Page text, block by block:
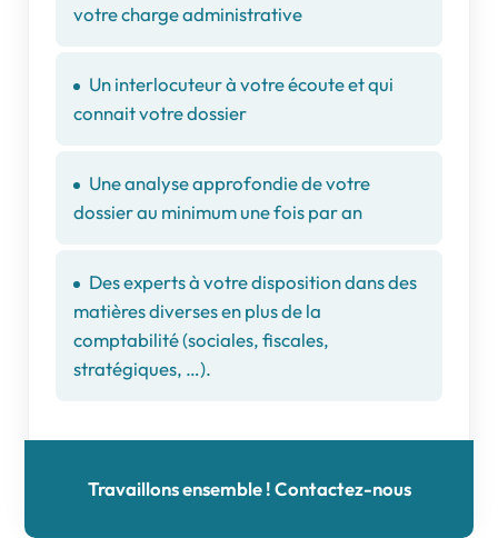
votre charge administrative
Un interlocuteur à votre écoute et qui
connait votre dossier
Une analyse approfondie de votre
dossier au minimum une fois par an
Des experts à votre disposition dans des
matières diverses en plus de la
comptabilité (sociales, fiscales,
stratégiques, …).
Travaillons ensemble ! Contactez-nous